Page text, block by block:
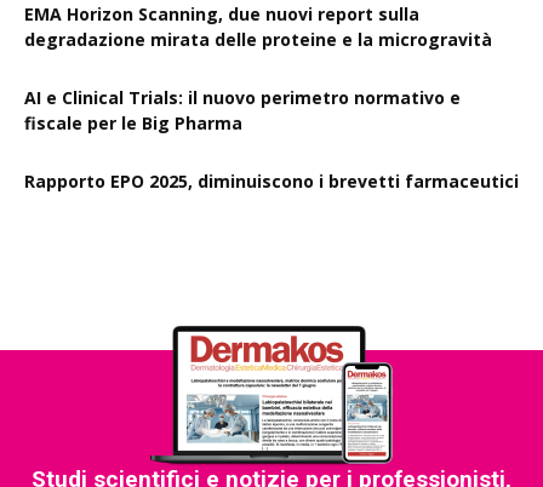
EMA Horizon Scanning, due nuovi report sulla
degradazione mirata delle proteine e la microgravità
AI e Clinical Trials: il nuovo perimetro normativo e
fiscale per le Big Pharma
Rapporto EPO 2025, diminuiscono i brevetti farmaceutici
Studi scientifici e notizie per i professionisti,